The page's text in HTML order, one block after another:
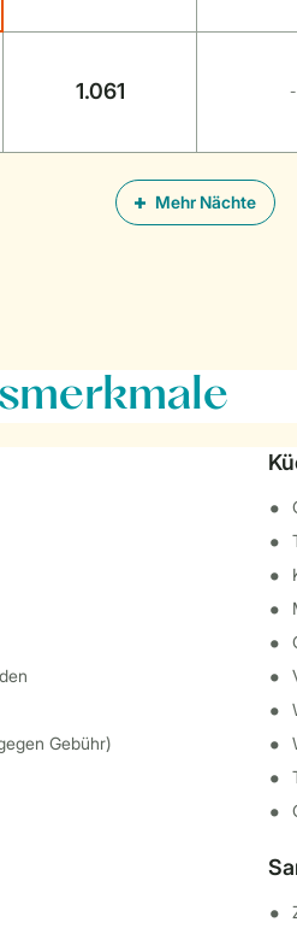
Mehr Nächte
1.061 -
Gebühr)